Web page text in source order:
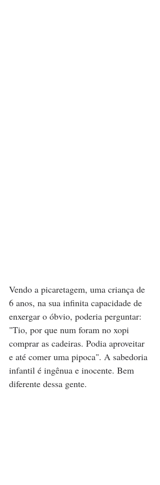
Vendo a picaretagem, uma criança de
6 anos, na sua infinita capacidade de
enxergar o óbvio, poderia perguntar:
"Tio, por que num foram no xopi
comprar as cadeiras. Podia aproveitar
e até comer uma pipoca". A sabedoria
infantil é ingênua e inocente. Bem
diferente dessa gente.